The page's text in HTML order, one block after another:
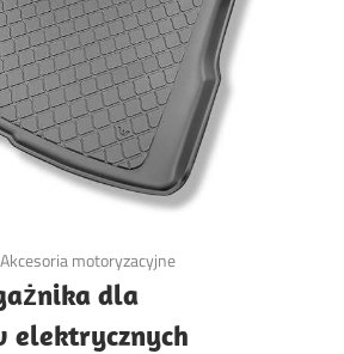
Akcesoria motoryzacyjne
dla
elektrycznych